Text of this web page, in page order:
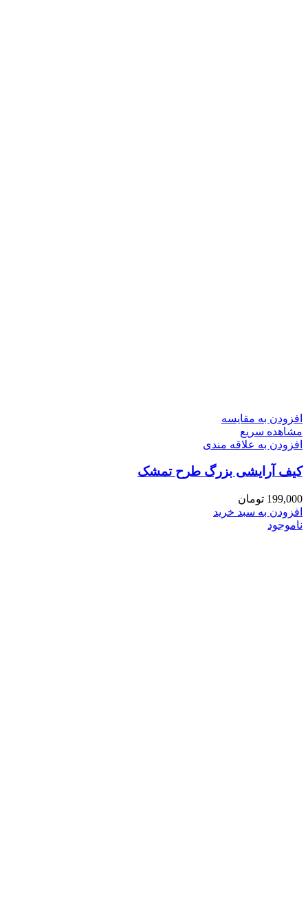
افزودن به مقایسه
مشاهده سریع
افزودن به علاقه مندی
کیف آرایشی بزرگ طرح تمشک
199,000 تومان
افزودن به سبد خرید
ناموجود